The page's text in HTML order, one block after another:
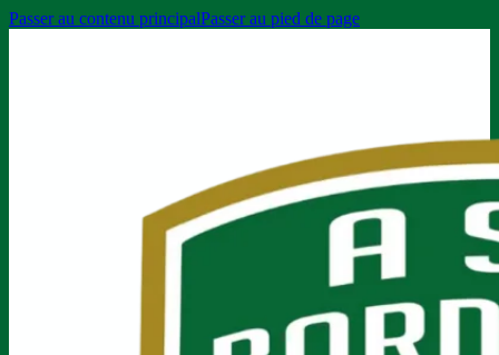
Passer au contenu principalPasser au pied de page